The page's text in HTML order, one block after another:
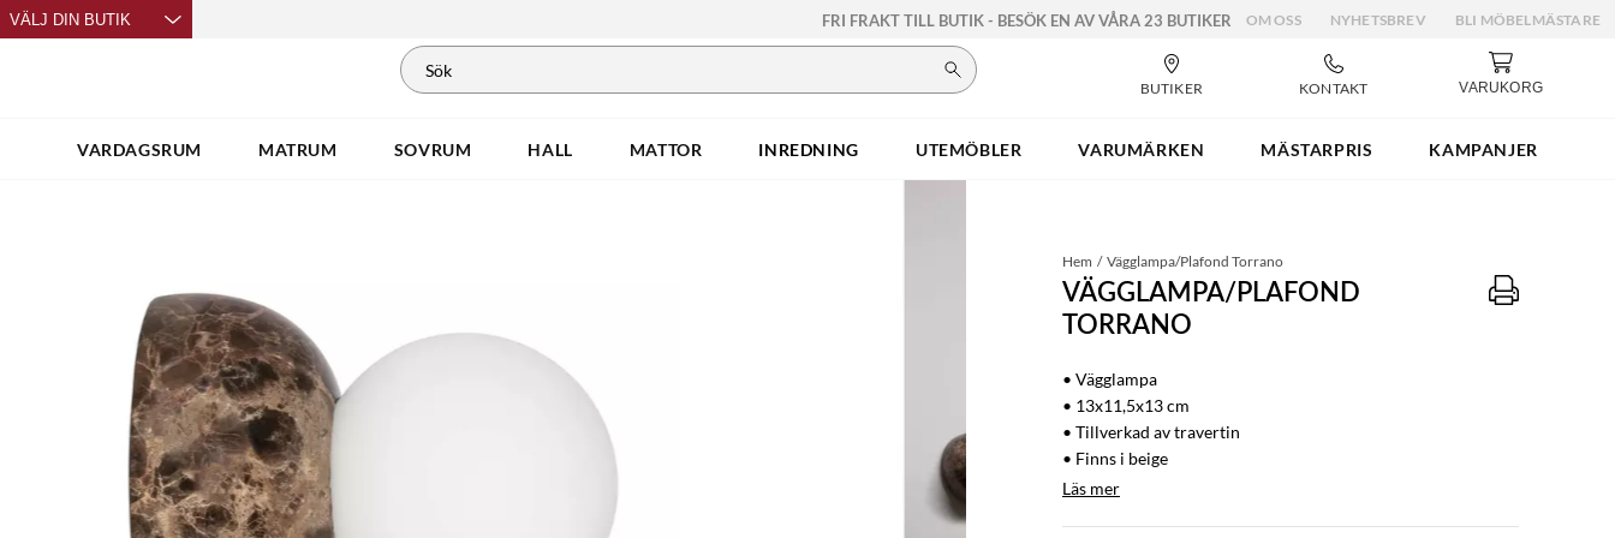
VÄLJ DIN BUTIK FRI FRAKT TILL BUTIK - BESÖK EN AV VÅRA 23 BUTIKER OM OSS NYHETSBREV BLI MÖBELMÄSTARE
BUTIKER KONTAKT VARUKORG
VARDAGSRUM MATRUM SOVRUM HALL MATTOR INREDNING UTEMÖBLER VARUMÄRKEN MÄSTARPRIS KAMPANJER
Hem Vägglampa/Plafond Torrano
VÄGGLAMPA/PLAFOND
TORRANO
• Vägglampa
• 13x11,5x13 cm
• Tillverkad av travertin
• Finns i beige
Läs mer